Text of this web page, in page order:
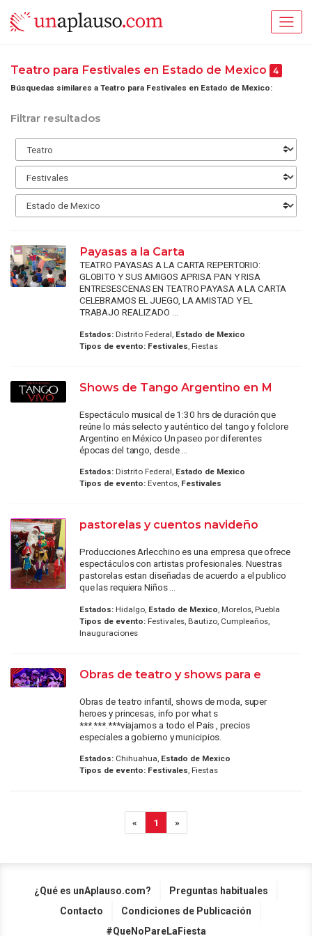
Teatro para Festivales en Estado de Mexico 4
Búsquedas similares a Teatro para Festivales en Estado de Mexico:
Filtrar resultados
Payasas a la Carta
TEATRO PAYASAS A LA CARTA REPERTORIO:
GLOBITO Y SUS AMIGOS APRISA PAN Y RISA
ENTRESESCENAS EN TEATRO PAYASA A LA CARTA
CELEBRAMOS EL JUEGO, LA AMISTAD Y EL
TRABAJO REALIZADO ...
Estados:Distrito Federal, Estado de Mexico
Tipos de evento: Festivales, Fiestas
Shows de Tango Argentino en M
Espectáculo musical de 1:30 hrs de duración que
reúne lo más selecto y auténtico del tango y folclore
Argentino en México Un paseo por diferentes
épocas del tango, desde ...
Estados:Distrito Federal, Estado de Mexico
Tipos de evento:Eventos, Festivales
pastorelas y cuentos navideño
Producciones Arlecchino es una empresa que ofrece
espectáculos con artistas profesionales. Nuestras
pastorelas estan diseñadas de acuerdo a el publico
que las requiera Niños ...
Estados:Hidalgo, Estado de Mexico , Morelos, Puebla
Tipos de evento:Festivales, Bautizo, Cumpleaños,
Inauguraciones
Obras de teatro y shows para e
Obras de teatro infantil, shows de moda, super
heroes y princesas, info por what s
***.***.***viajamos a todo el Pais , precios
especiales a gobierno y municipios.
Estados:Chihuahua, Estado de Mexico
Tipos de evento: Festivales, Fiestas
« 1 »
¿Qué es unAplauso.com?
Preguntas habituales
Contacto
Condiciones de Publicación
#QueNoPareLaFiesta